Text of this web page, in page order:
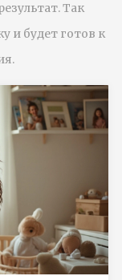
Так
и будет готов к